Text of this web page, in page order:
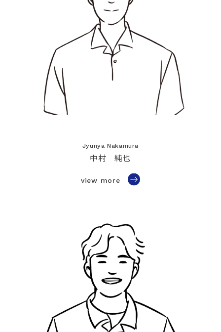
Jyunya Nakamura
中村 純也
view more